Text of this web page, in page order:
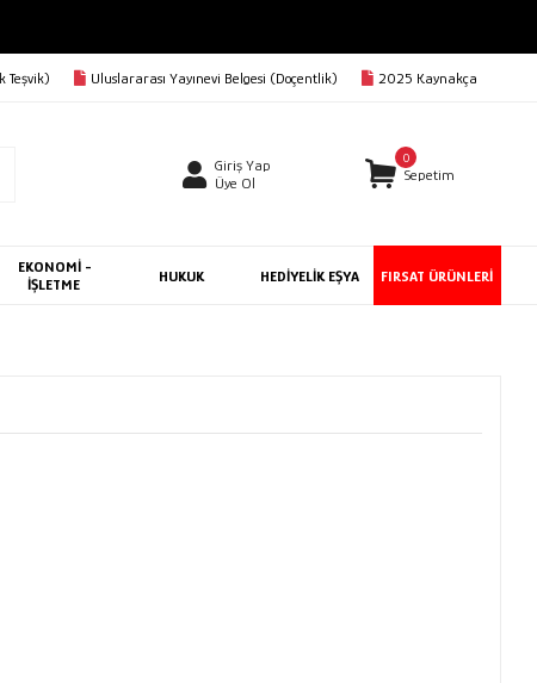
Teşvik) Uluslararası Yayınevi Belgesi (Doçentlik) 2025 Kaynakça
Giriş Yap
Üye Ol
0
Sepetim
EKONOMİ -
İŞLETME
HUKUK HEDİYELİK EŞYA FIRSAT ÜRÜNLERİ